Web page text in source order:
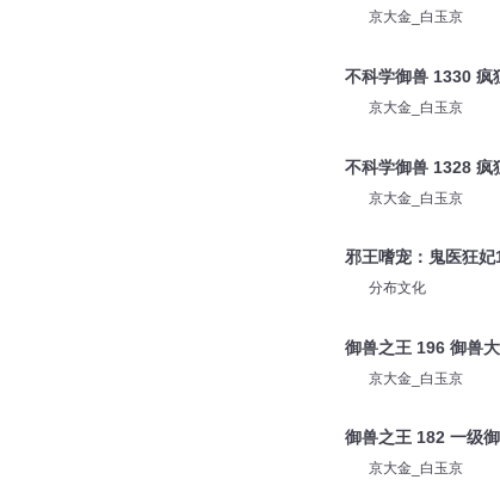
京大金_白玉京
不科学御兽 1330 疯
京大金_白玉京
不科学御兽 1328 疯
京大金_白玉京
邪王嗜宠：鬼医狂
分布文化
御兽之王 196 御兽
京大金_白玉京
御兽之王 182 一级
京大金_白玉京